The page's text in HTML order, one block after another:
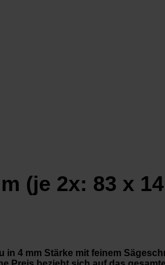
(je 2x: 83 x
4 mm Stärke mit feinem